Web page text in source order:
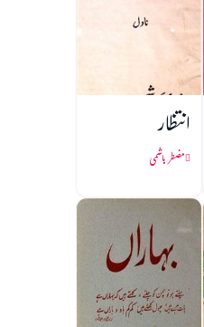
انتظار
مضطر ہاشمی